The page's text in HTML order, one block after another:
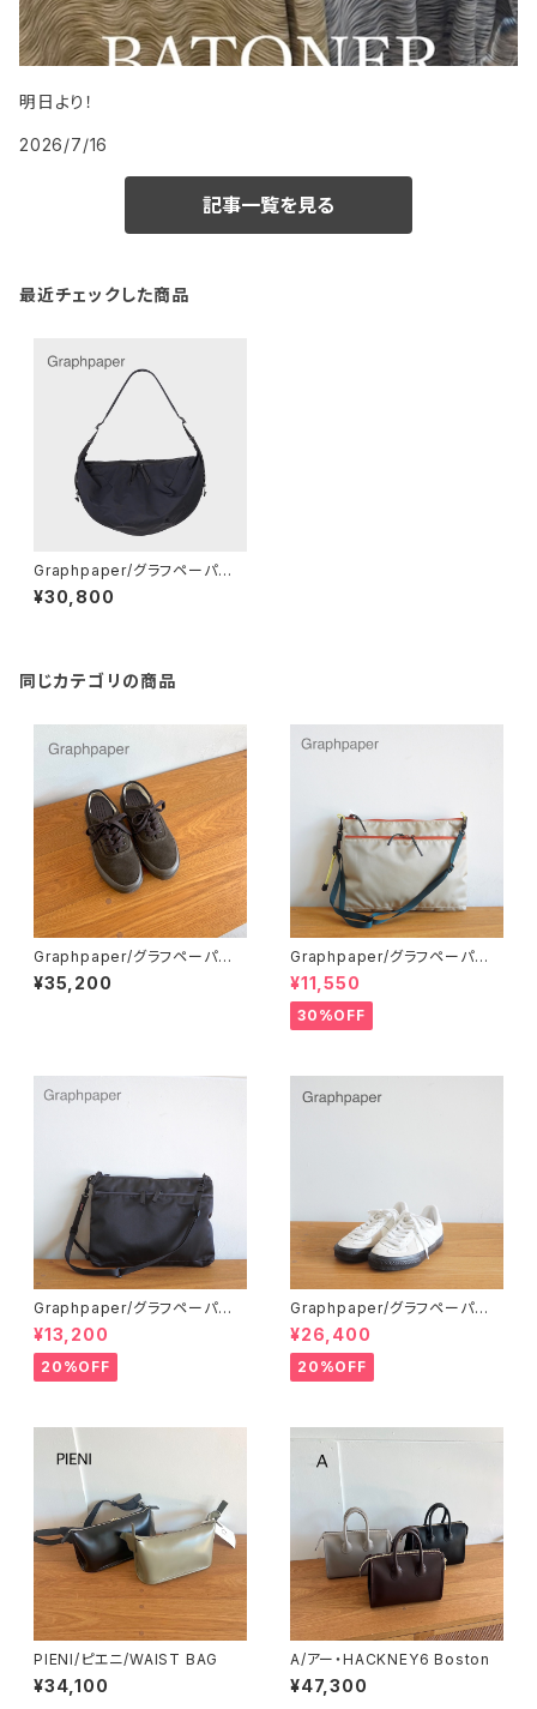
明日より！
2026/7/16
記事一覧を見る
最近チェックした商品
Graphpaper/グラフペーパー・
Blankof for Graphpaper Bl
ankof for GP Large Cresce
¥30,800
同じカテゴリの商品
Graphpaper/グラフペーパー・
REPRODUCTION OF FOUN
D for Graphpaper US NAVY
¥35,200
Graphpaper/グラフペーパー・
Nylon Twill Sacoche_M
¥11,550
30%OFF
Graphpaper/グラフペーパー・
Nylon Twill Sacoche_M
¥13,200
20%OFF
Graphpaper/グラフペーパー・
REPRODUCTION OF FOUN
D for GP GERMAN MILITAR
Y TRAINER MODIFIED SKA
TEBOARDING
¥26,400
20%OFF
PIENI/ピエニ/WAIST BAG
¥34,100
A/アー・HACKNEY6 Boston
¥47,300